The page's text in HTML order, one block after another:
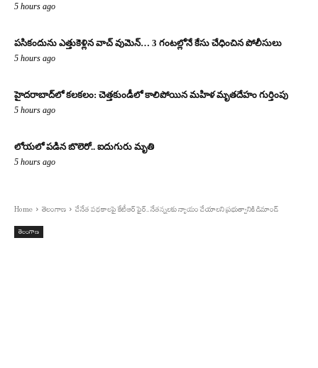
5 hours ago
పసికందును ఎత్తుకెళ్లిన వాచ్ వుమెన్… 3 గంటల్లోనే కేసు చేధించిన పోలీసులు
5 hours ago
హైదరాబాద్‌లో కలకలం: చెత్తకుండీలో కాలిపోయిన మహిళ మృతదేహం గుర్తింపు
5 hours ago
లోయలో పడిన బొలెరో.. ఐదుగురు మృతి
5 hours ago